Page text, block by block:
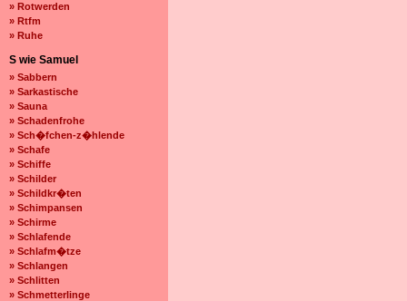
» Rotwerden
» Rtfm
» Ruhe
S wie Samuel
» Sabbern
» Sarkastische
» Sauna
» Schadenfrohe
» Sch�fchen-z�hlende
» Schafe
» Schiffe
» Schilder
» Schildkr�ten
» Schimpansen
» Schirme
» Schlafende
» Schlafm�tze
» Schlangen
» Schlitten
» Schmetterlinge